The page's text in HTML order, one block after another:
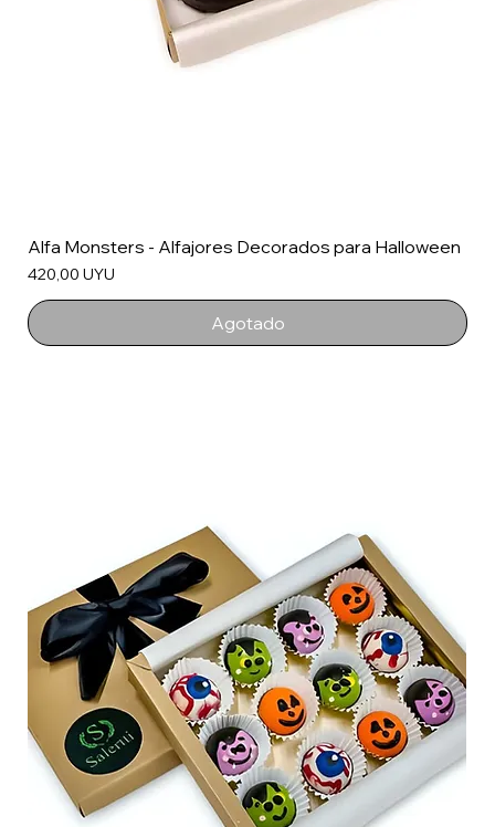
Alfa Monsters - Alfajores Decorados para Halloween
Precio
420,00 UYU
Agotado